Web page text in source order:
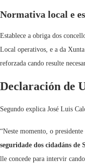
Normativa local e
Establece a obriga dos
Local operativos, e a da
reforzada cando resulte
Declaración de
Segundo explica José Luis
“Neste momento, o
seguridade dos cidadáns de
lle concede para intervir